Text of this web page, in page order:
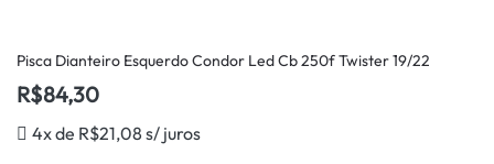
Pisca Dianteiro Esquerdo Condor Led Cb 250f Twister 19/22
R$84,30
4x de R$21,08 s/ juros